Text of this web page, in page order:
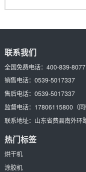
联系我们
全国免费电话： 400-839-8077
销售电话： 0539-5017337
售后电话： 0539-5017337
监督电话： 17806115800（同
联系地址： 山东省费县南外环
热门标签
烘干机
涂胶机